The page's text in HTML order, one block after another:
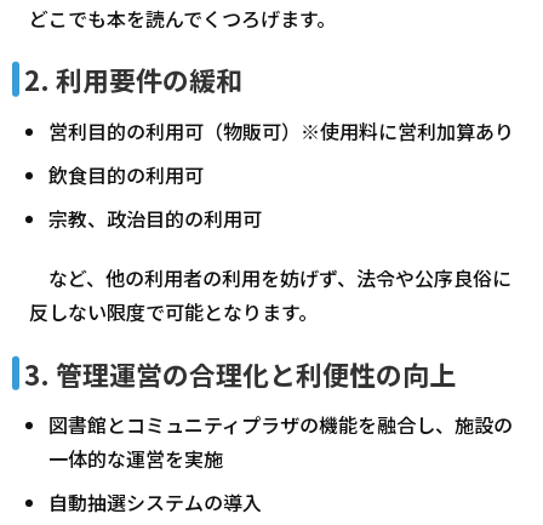
どこでも本を読んでくつろげます。
2. 利用要件の緩和
営利目的の利用可（物販可）※使用料に営利加算あり
飲食目的の利用可
宗教、政治目的の利用可
など、他の利用者の利用を妨げず、法令や公序良俗に
反しない限度で可能となります。
3. 管理運営の合理化と利便性の向上
図書館とコミュニティプラザの機能を融合し、施設の
一体的な運営を実施
自動抽選システムの導入